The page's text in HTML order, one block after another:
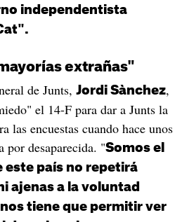
independentista
extrañas"
de Junts, Jordi Sànchez,
el 14-F para dar a Junts la
las encuestas cuando hace unos
por desaparecida. "Somos el
este país no repetirá
ajenas a la voluntad
tiene que permitir ver